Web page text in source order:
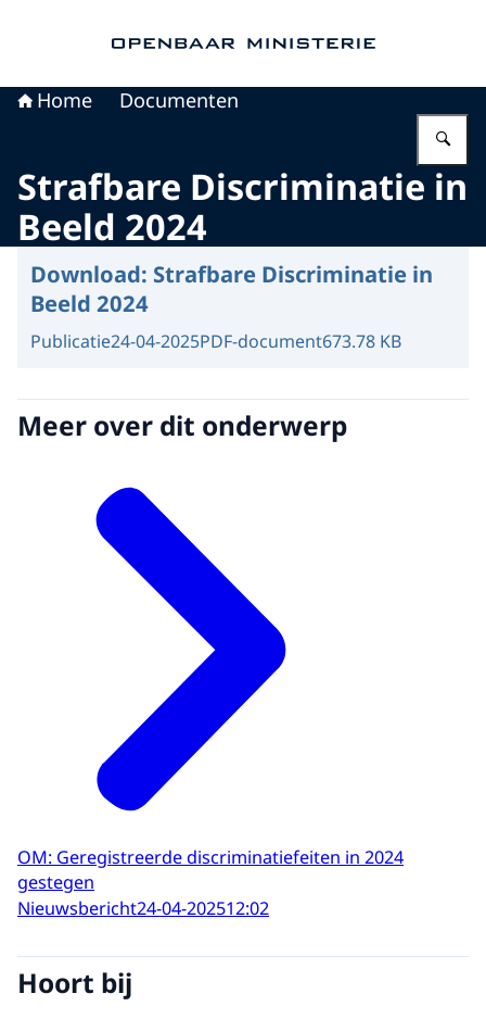
Home Documenten
Strafbare Discriminatie in
Beeld 2024
Download: Strafbare Discriminatie in
Beeld 2024
Publicatie24-04-2025PDF-document673.78 KB
Meer over dit onderwerp
OM: Geregistreerde discriminatiefeiten in 2024
gestegen
Nieuwsbericht24-04-202512:02
Hoort bij